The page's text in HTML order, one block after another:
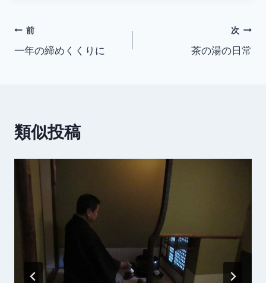
投
稿
ゲ
ー
前
一年の締めくくりに
次
茶の湯の日常
類似投稿